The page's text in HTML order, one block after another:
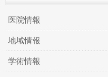
医院情報
地域情報
学術情報